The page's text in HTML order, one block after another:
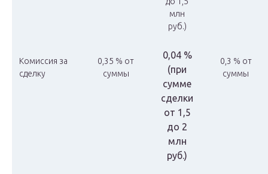
Комиссия за
сделку
0,35 % от
суммы
млн
руб.)
0,04 %
(при
сумме
сделки
от 1,5
до 2
млн
руб.)
0,3 % от
суммы